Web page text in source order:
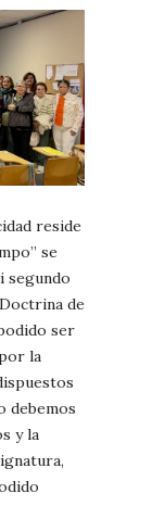
reside
se
segundo
de
ser
la
debemos
y la